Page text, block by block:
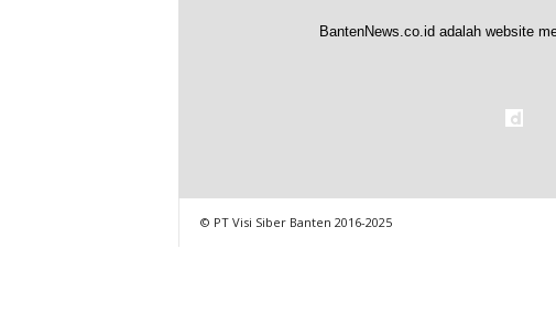
BantenNews.co.id adalah website
© PT Visi Siber Banten 2016-2025